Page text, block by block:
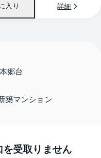
入り 詳細
郷台
築マンション
受取りません